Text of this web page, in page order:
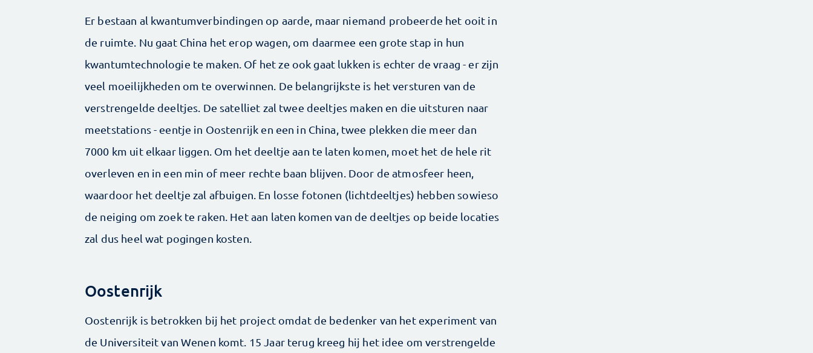
Er bestaan al kwantumverbindingen op aarde, maar niemand probeerde het ooit in
de ruimte. Nu gaat China het erop wagen, om daarmee een grote stap in hun
kwantumtechnologie te maken. Of het ze ook gaat lukken is echter de vraag - er zijn
veel moeilijkheden om te overwinnen. De belangrijkste is het versturen van de
verstrengelde deeltjes. De satelliet zal twee deeltjes maken en die uitsturen naar
meetstations - eentje in Oostenrijk en een in China, twee plekken die meer dan
7000 km uit elkaar liggen. Om het deeltje aan te laten komen, moet het de hele rit
overleven en in een min of meer rechte baan blijven. Door de atmosfeer heen,
waardoor het deeltje zal afbuigen. En losse fotonen (lichtdeeltjes) hebben sowieso
de neiging om zoek te raken. Het aan laten komen van de deeltjes op beide locaties
zal dus heel wat pogingen kosten.
Oostenrijk
Oostenrijk is betrokken bij het project omdat de bedenker van het experiment van
de Universiteit van Wenen komt. 15 Jaar terug kreeg hij het idee om verstrengelde